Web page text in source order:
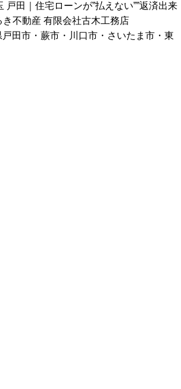
田｜住宅ローンが”払えない””返済出来
き不動産 有限会社古木工務店
田市・蕨市・川口市・さいたま市・東